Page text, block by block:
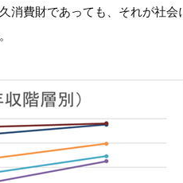
消費財であっても、それが社会